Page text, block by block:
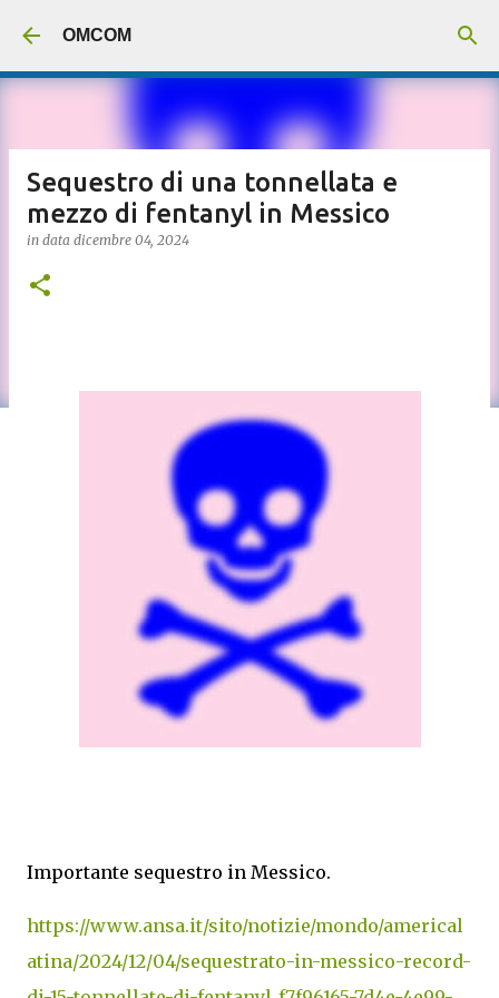
OMCOM
Sequestro di una tonnellata e
mezzo di fentanyl in Messico
in data dicembre 04, 2024
Importante sequestro in Messico.
https://www.ansa.it/sito/notizie/mondo/americal
atina/2024/12/04/sequestrato-in-messico-record-